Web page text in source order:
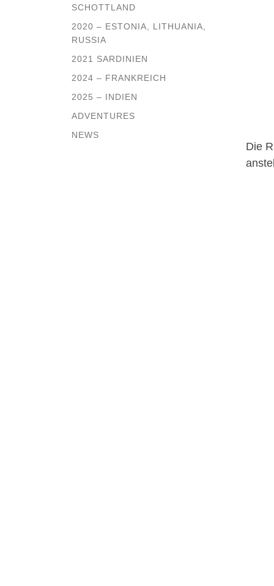
Die
SCHOTTLAND
2020 – ESTONIA, LITHUANIA,
RUSSIA
2021 SARDINIEN
2024 – FRANKREICH
2025 – INDIEN
ADVENTURES
NEWS